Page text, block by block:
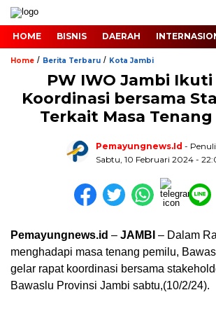
HOME BISNIS DAERAH
Home / Berita Terbaru / Kota Jambi
PW IWO Jambi
Koordinasi bersama
Terkait Masa
Pemayungnews.id -
Sabtu, 10 Februari 2024 -
Pemayungnews.id – JAMBI – Dalam
menghadapi masa tenang pemilu,
gelar rapat koordinasi bersama
Bawaslu Provinsi Jambi sabtu,(10/2/24).